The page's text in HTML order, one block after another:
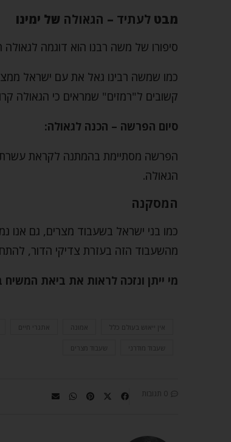
מבט לעתיד – הגאולה של ימינו
סיפורו של משה רבנו הוא דוגמה לגאולה
כמו שמשה רבינו גאל את עם ישראל
קשובים ל"רמזים" שמראים כי הגאולה
סיום הפרשה – הכנה לגאולה:
הפרשה מסתיימת בהמתנה לקראת עשרת
הגאולה.
המסקנה
כמו בני ישראל בשעבוד מצרים, גם אנו
מהשעבוד הזה בעזרת צדיקי הדור,
מי ייתן ונזכה לראות את ביאת
אין ייאוש בעולם כלל אמונה אתגרי חיים
שעבוד מודרני שעבוד מצרים
0 תגובות